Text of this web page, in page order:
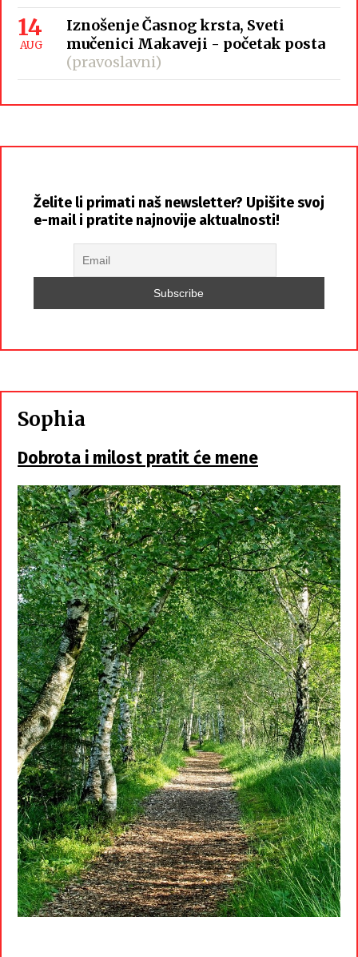
14
AUG
Iznošenje Časnog krsta, Sveti
mučenici Makaveji - početak posta
(pravoslavni)
Želite li primati naš newsletter? Upišite svoj
e-mail i pratite najnovije aktualnosti!
Sophia
Dobrota i milost pratit će mene